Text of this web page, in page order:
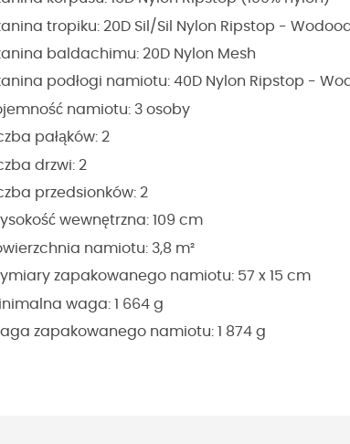
tropiku: 20D Sil/Sil Nylon Ripstop -
baldachimu: 20D Nylon Mesh
podłogi namiotu: 40D Nylon Ripstop -
namiotu: 3 osoby
pałąków: 2
drzwi: 2
przedsionków: 2
wewnętrzna: 109 cm
namiotu: 3,8 m²
zapakowanego namiotu: 57 x 15 cm
waga: 1 664 g
zapakowanego namiotu: 1 874 g